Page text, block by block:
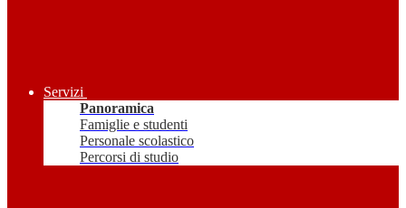
Servizi
Panoramica
Famiglie e studenti
Personale scolastico
Percorsi di studio